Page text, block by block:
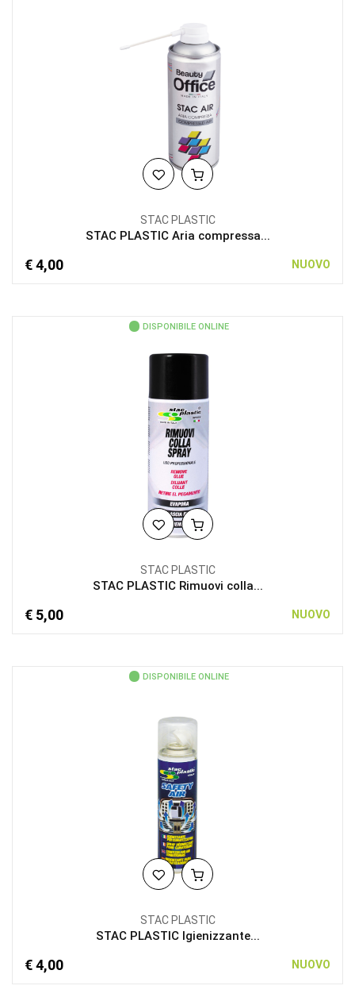
STAC PLASTIC
STAC PLASTIC Aria compressa...
€ 4,00 NUOVO
DISPONIBILE ONLINE
STAC PLASTIC
STAC PLASTIC Rimuovi colla...
€ 5,00 NUOVO
DISPONIBILE ONLINE
STAC PLASTIC
STAC PLASTIC Igienizzante...
€ 4,00 NUOVO